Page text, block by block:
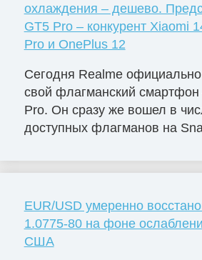
охлаждения – дешево.
GT5 Pro – конкурент Xiaomi
Pro и OnePlus 12
Сегодня Realme
свой флагманский
Pro. Он сразу же вошел в
доступных флагманов на
EUR/USD умеренно
1.0775-80 на фоне
США